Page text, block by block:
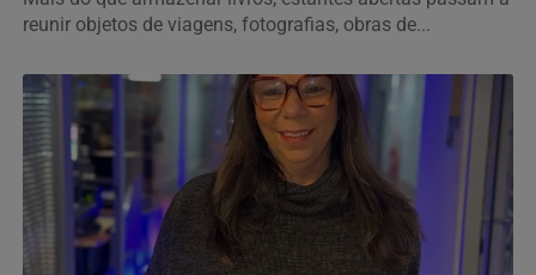
reunir objetos de viagens, fotografias, obras de...